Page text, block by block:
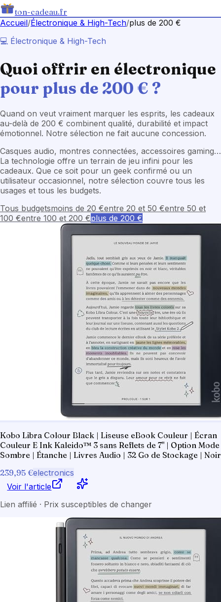
ton-cadeau.fr
Accueil/Électronique & High-Tech/plus de 200 €
💻 Électronique & High-Tech
Quoi offrir en électronique
pour plus de 200 € ?
Quand on veut vraiment marquer les esprits, les cadeaux
au-delà de 200 € combinent qualité, durabilité et impact
émotionnel. Notre sélection ne fait aucune concession.
Casques audio, montres connectées, accessoires gaming…
La technologie offre un terrain de jeu infini pour les
cadeaux. Que ce soit pour un geek confirmé ou un
utilisateur occasionnel, notre sélection couvre tous les
usages et tous les budgets.
Tous budgetsmoins de 20 €entre 20 et 50 €entre 50 et
100 €entre 100 et 200 €plus de 200 €
Kobo Libra Colour Black | Liseuse eBook Couleur | Écran
Couleur E Ink Kaleido™ 3 sans Reflets de 7" | Option Mode
Sombre | Étanche | Livres Audio | 32 Go de Stockage | Noir
239,95 €electronics
Voir l'article
Lien affilié · Prix susceptibles de changer